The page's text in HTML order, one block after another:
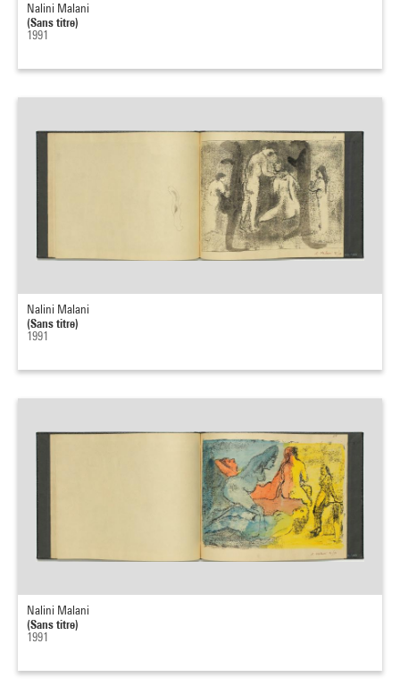
Nalini Malani
(Sans titre)
1991
Nalini Malani
(Sans titre)
1991
Nalini Malani
(Sans titre)
1991